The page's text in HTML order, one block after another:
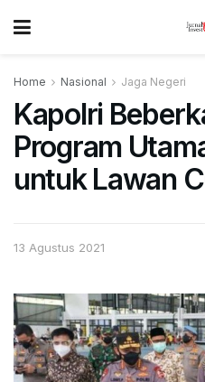
Home Nasional Jaga Negeri
Kapolri
Program
untuk Lawan
13 Agustus 2021